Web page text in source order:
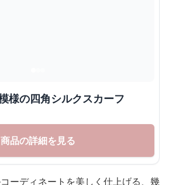
様の四角シルクスカーフ
商品の詳細を見る
ーディネートを美しく仕上げる、幾